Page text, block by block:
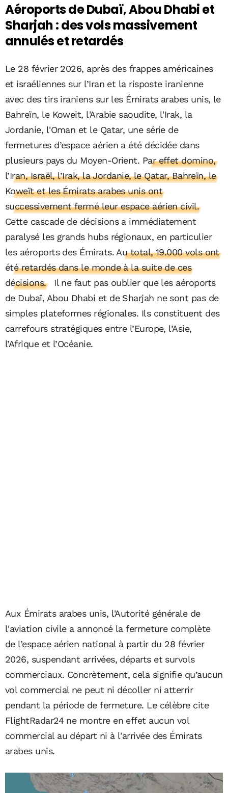
Aéroports de Dubaï, Abou Dhabi et
Sharjah : des vols massivement
annulés et retardés
Le 28 février 2026, après des frappes américaines
et israéliennes sur l’Iran et la risposte iranienne
avec des tirs iraniens sur les Émirats arabes unis, le
Bahreïn, le Koweit, l'Arabie saoudite, l'Irak, la
Jordanie, l'Oman et le Qatar, une série de
fermetures d’espace aérien a été décidée dans
plusieurs pays du Moyen-Orient. Par effet domino,
l’Iran, Israël, l’Irak, la Jordanie, le Qatar, Bahreïn, le
Koweït et les Émirats arabes unis ont
successivement fermé leur espace aérien civil.
Cette cascade de décisions a immédiatement
paralysé les grands hubs régionaux, en particulier
les aéroports des Émirats. Au total, 19.000 vols ont
été retardés dans le monde à la suite de ces
décisions.
Il ne faut pas oublier que les aéroports
de Dubaï, Abou Dhabi et de Sharjah ne sont pas de
simples plateformes régionales. Ils constituent des
carrefours stratégiques entre l’Europe, l’Asie,
l’Afrique et l’Océanie.
Aux Émirats arabes unis, l'Autorité générale de
l'aviation civile a annoncé la fermeture complète
de l’espace aérien national à partir du 28 février
2026, suspendant arrivées, départs et survols
commerciaux. Concrètement, cela signifie qu’aucun
vol commercial ne peut ni décoller ni atterrir
pendant la période de fermeture. Le célèbre cite
FlightRadar24 ne montre en effet aucun vol
commercial au départ ni à l'arrivée des Émirats
arabes unis.